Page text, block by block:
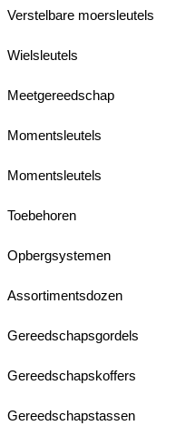
Verstelbare moersleutels
Wielsleutels
Meetgereedschap
Momentsleutels
Momentsleutels
Toebehoren
Opbergsystemen
Assortimentsdozen
Gereedschapsgordels
Gereedschapskoffers
Gereedschapstassen